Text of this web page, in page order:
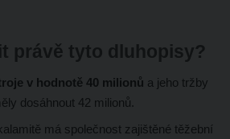
právě tyto dluhopisy?
v hodnotě 40 milionů a jeho tržby
dosáhnout 42 milionů.
má společnost zajištěné těžební